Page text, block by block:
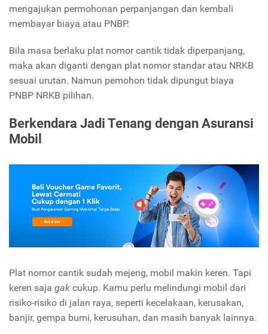
mengajukan permohonan perpanjangan dan kembali
membayar biaya atau PNBP.
Bila masa berlaku plat nomor cantik tidak diperpanjang,
maka akan diganti dengan plat nomor standar atau NRKB
sesuai urutan. Namun pemohon tidak dipungut biaya
PNBP NRKB pilihan.
Berkendara Jadi Tenang dengan Asuransi
Mobil
Plat nomor cantik sudah mejeng, mobil makin keren. Tapi
keren saja gak cukup. Kamu perlu melindungi mobil dari
risiko-risiko di jalan raya, seperti kecelakaan, kerusakan,
banjir, gempa bumi, kerusuhan, dan masih banyak lainnya.